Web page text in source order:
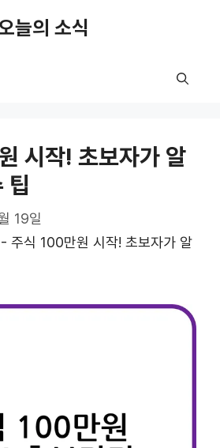
늘의 소식
시작! 초보자가 알
팁
19일
- 주식 100만원 시작! 초보자가 알